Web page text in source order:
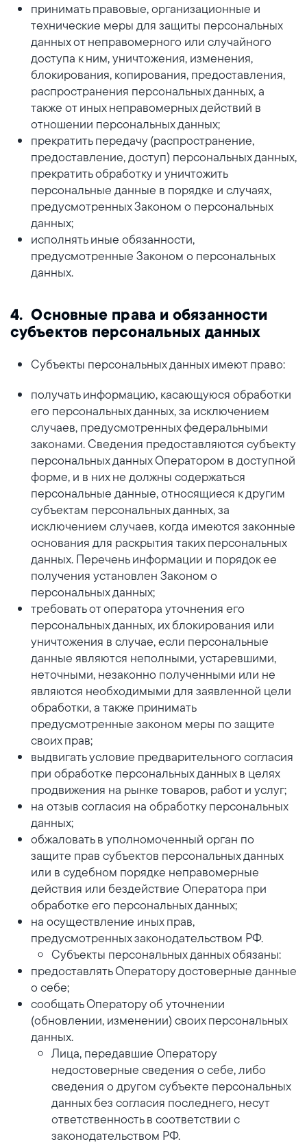
принимать правовые, организационные и
технические меры для защиты персональных
данных от неправомерного или случайного
доступа к ним, уничтожения, изменения,
блокирования, копирования, предоставления,
распространения персональных данных, а
также от иных неправомерных действий в
отношении персональных данных;
прекратить передачу (распространение,
предоставление, доступ) персональных данных,
прекратить обработку и уничтожить
персональные данные в порядке и случаях,
предусмотренных Законом о персональных
данных;
исполнять иные обязанности,
предусмотренные Законом о персональных
данных.
4. Основные права и обязанности
субъектов персональных данных
Субъекты персональных данных имеют право:
получать информацию, касающуюся обработки
его персональных данных, за исключением
случаев, предусмотренных федеральными
законами. Сведения предоставляются субъекту
персональных данных Оператором в доступной
форме, и в них не должны содержаться
персональные данные, относящиеся к другим
субъектам персональных данных, за
исключением случаев, когда имеются законные
основания для раскрытия таких персональных
данных. Перечень информации и порядок ее
получения установлен Законом о
персональных данных;
требовать от оператора уточнения его
персональных данных, их блокирования или
уничтожения в случае, если персональные
данные являются неполными, устаревшими,
неточными, незаконно полученными или не
являются необходимыми для заявленной цели
обработки, а также принимать
предусмотренные законом меры по защите
своих прав;
выдвигать условие предварительного согласия
при обработке персональных данных в целях
продвижения на рынке товаров, работ и услуг;
на отзыв согласия на обработку персональных
данных;
обжаловать в уполномоченный орган по
защите прав субъектов персональных данных
или в судебном порядке неправомерные
действия или бездействие Оператора при
обработке его персональных данных;
на осуществление иных прав,
предусмотренных законодательством РФ.
Субъекты персональных данных обязаны:
предоставлять Оператору достоверные данные
о себе;
сообщать Оператору об уточнении
(обновлении, изменении) своих персональных
данных.
Лица, передавшие Оператору
недостоверные сведения о себе, либо
сведения о другом субъекте персональных
данных без согласия последнего, несут
ответственность в соответствии с
законодательством РФ.